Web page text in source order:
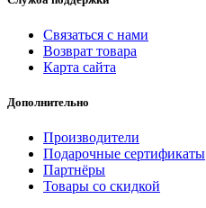
Связаться с нами
Возврат товара
Карта сайта
Дополнительно
Производители
Подарочные сертификаты
Партнёры
Товары со скидкой